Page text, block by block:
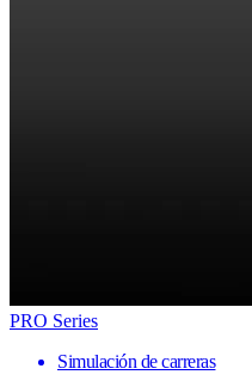
PRO Series
Simulación de carreras